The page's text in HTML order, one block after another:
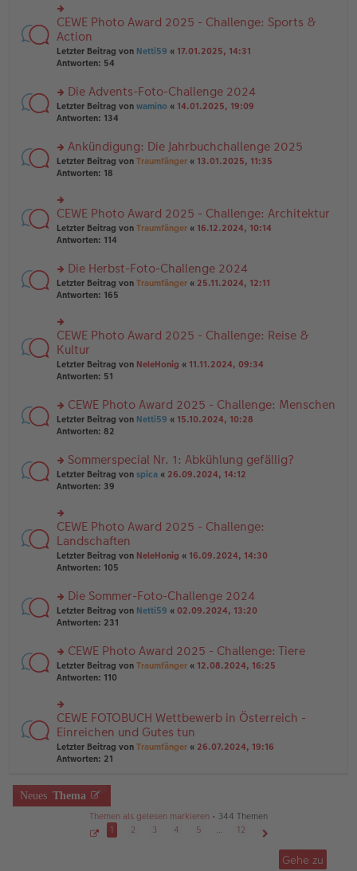
er
B
ei
tr
a
g
el
es
e
n
er
tr
a
g
rs
te
r
u
n
el
es
e
B
ei
tr
g
CEWE Photo Award 2025 - Challenge: Sports &
Action
Letzter Beitrag von Netti59 « 17.01.2025, 14:31
Antworten: 54
rs
te
n
g
el
e
n
er
B
a
g
Die Advents-Foto-Challenge 2024
Letzter Beitrag von wamino « 14.01.2025, 19:09
Antworten: 134
rs
te
u
n
g
el
es
n
er
B
a
g
Ankündigung: Die Jahrbuchchallenge 2025
Letzter Beitrag von Traumfänger « 13.01.2025, 11:35
Antworten: 18
rs
te
r
g
el
es
n
er
B
ei
tr
a
CEWE Photo Award 2025 - Challenge: Architektur
Letzter Beitrag von Traumfänger « 16.12.2024, 10:14
Antworten: 114
rs
te
u
n
g
el
es
e
er
B
ei
tr
g
Die Herbst-Foto-Challenge 2024
Letzter Beitrag von Traumfänger « 25.11.2024, 12:11
Antworten: 165
rs
te
r
u
n
el
es
e
B
ei
tr
g
CEWE Photo Award 2025 - Challenge: Reise &
Kultur
Letzter Beitrag von NeleHonig « 11.11.2024, 09:34
Antworten: 51
rs
te
n
g
el
e
n
er
B
ei
tr
g
CEWE Photo Award 2025 - Challenge: Menschen
Letzter Beitrag von Netti59 « 15.10.2024, 10:28
Antworten: 82
rs
te
u
n
g
el
es
e
er
B
ei
tr
g
Sommerspecial Nr. 1: Abkühlung gefällig?
Letzter Beitrag von spica « 26.09.2024, 14:12
Antworten: 39
rs
te
r
u
n
el
es
e
B
ei
tr
g
CEWE Photo Award 2025 - Challenge:
Landschaften
Letzter Beitrag von NeleHonig « 16.09.2024, 14:30
Antworten: 105
rs
te
n
g
el
e
n
er
B
ei
tr
g
Die Sommer-Foto-Challenge 2024
Letzter Beitrag von Netti59 « 02.09.2024, 13:20
Antworten: 231
rs
te
u
n
g
el
es
e
er
B
ei
CEWE Photo Award 2025 - Challenge: Tiere
Letzter Beitrag von Traumfänger « 12.08.2024, 16:25
Antworten: 110
rs
te
r
u
n
el
es
CEWE FOTOBUCH Wettbewerb in Österreich -
Einreichen und Gutes tun
Letzter Beitrag von Traumfänger « 26.07.2024, 19:16
Antworten: 21
Neues Thema
Themen als gelesen markieren • 344 Themen
1 2 3 4 5 …
12
Gehe zu